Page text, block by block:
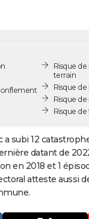
Risque
terrain
Risque
Risque
Risque
a subi 12
datant de
en 2018 et 1
atteste aussi